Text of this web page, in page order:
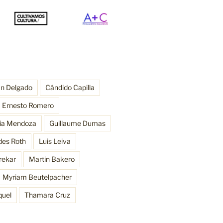
Delgado Cándido Capilla
Ernesto Romero
Mendoza Guillaume Dumas
Roth Luis Leiva
Martin Bakero
Myriam Beutelpacher
Thamara Cruz